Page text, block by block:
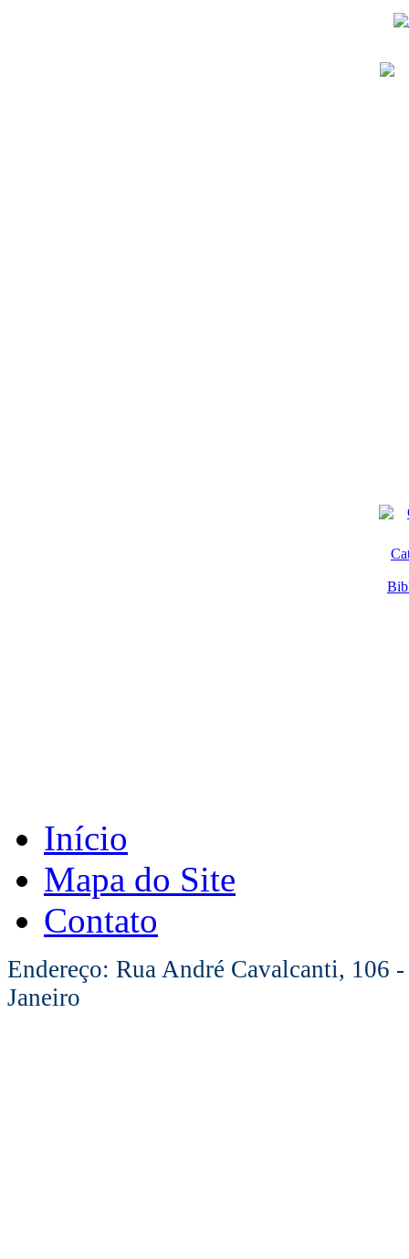
Início
Mapa do Site
Contato
Endereço: Rua André Cavalcanti, 106
Janeiro